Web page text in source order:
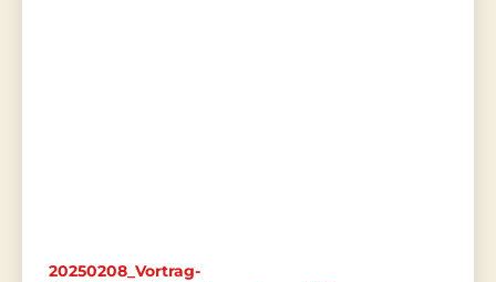
20250208_Vortrag-